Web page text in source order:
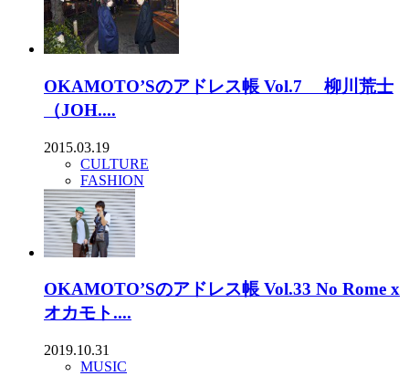
OKAMOTO’Sのアドレス帳 Vol.7 柳川荒士
（JOH....
2015.03.19
CULTURE
FASHION
OKAMOTO’Sのアドレス帳 Vol.33 No Rome x
オカモト....
2019.10.31
MUSIC